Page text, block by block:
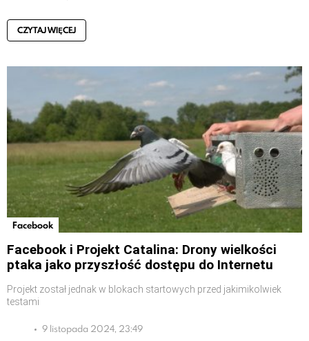
CZYTAJ WIĘCEJ
Facebook
Facebook i Projekt Catalina: Drony wielkości
ptaka jako przyszłość dostępu do Internetu
Projekt został jednak w blokach startowych przed jakimikolwiek
testami
9 listopada 2024, 23:49